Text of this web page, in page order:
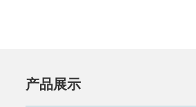
产品展示